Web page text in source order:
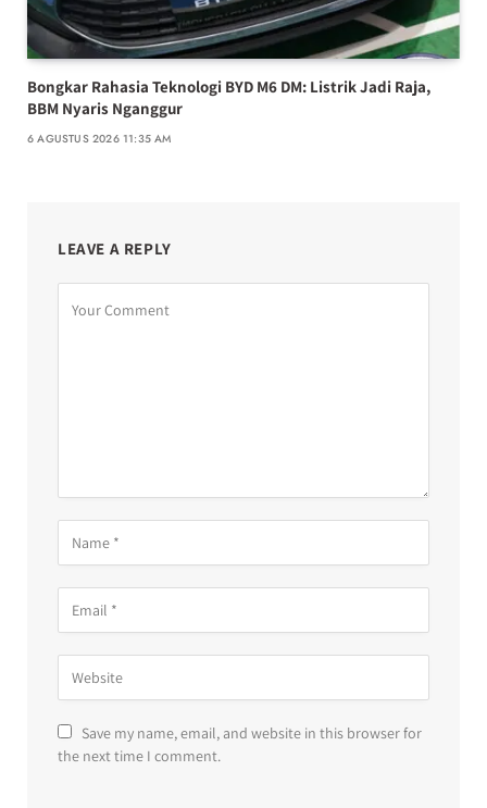
Bongkar Rahasia Teknologi BYD M6 DM: Listrik Jadi Raja,
BBM Nyaris Nganggur
6 AGUSTUS 2026 11:35 AM
LEAVE A REPLY
Save my name, email, and website in this browser for
the next time I comment.